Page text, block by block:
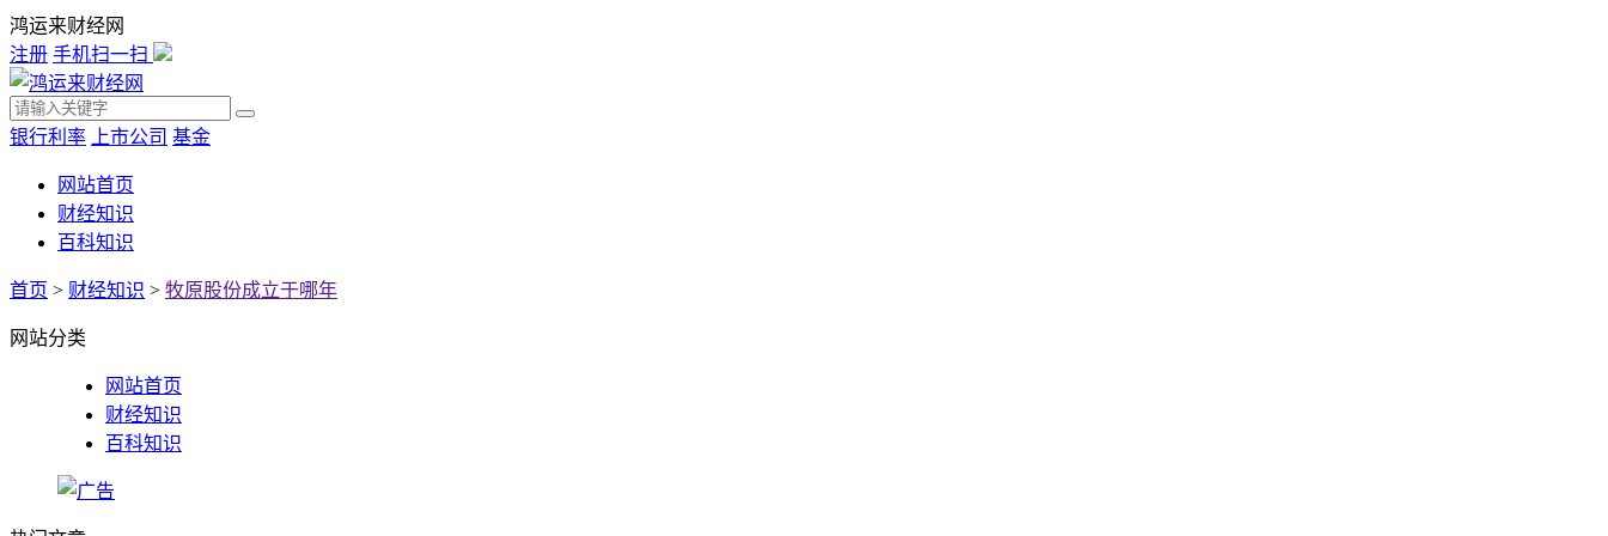
鸿运来财经网
注册 手机扫一扫
银行利率 上市公司 基金
网站首页
财经知识
百科知识
首页 > 财经知识 > 牧原股份成立于哪年
网站分类
网站首页
财经知识
百科知识